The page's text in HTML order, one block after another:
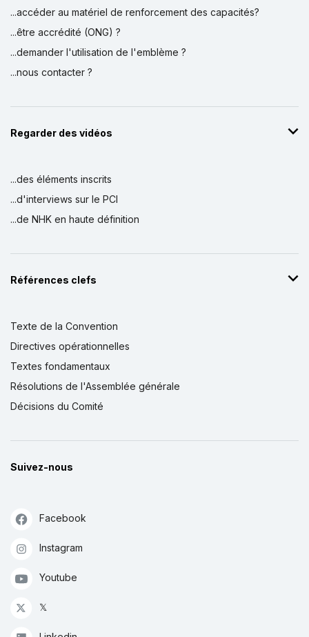
...accéder au matériel de renforcement des capacités?
...être accrédité (ONG) ?
...demander l'utilisation de l'emblème ?
...nous contacter ?
Regarder des vidéos
...des éléments inscrits
...d'interviews sur le PCI
...de NHK en haute définition
Références clefs
Texte de la Convention
Directives opérationnelles
Textes fondamentaux
Résolutions de l'Assemblée générale
Décisions du Comité
Suivez-nous
Facebook
Instagram
Youtube
𝕏